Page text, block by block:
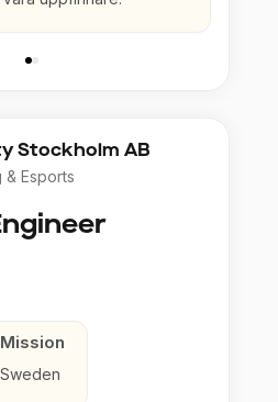
Stockholm AB
& Esports
Mission
Sweden